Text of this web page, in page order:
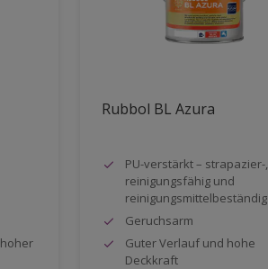
Rubbol BL Azura
PU-verstärkt – strapazier-,
reinigungsfähig und
reinigungsmittelbeständig
Geruchsarm
Guter Verlauf und hohe
Deckkraft